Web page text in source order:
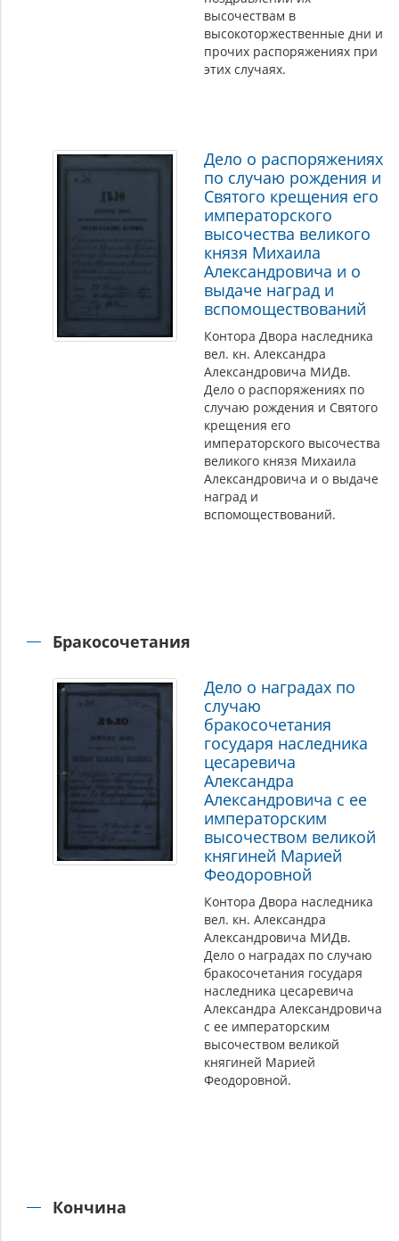
высочествам в
высокоторжественные дни и
прочих распоряжениях при
этих случаях.
Дело о распоряжениях
по случаю рождения и
Святого крещения его
императорского
высочества великого
князя Михаила
Александровича и о
выдаче наград и
вспомоществований
Контора Двора наследника
вел. кн. Александра
Александровича МИДв.
Дело о распоряжениях по
случаю рождения и Святого
крещения его
императорского высочества
великого князя Михаила
Александровича и о выдаче
наград и
вспомоществований.
Бракосочетания
Дело о наградах по
случаю
бракосочетания
государя наследника
цесаревича
Александра
Александровича с ее
императорским
высочеством великой
княгиней Марией
Феодоровной
Контора Двора наследника
вел. кн. Александра
Александровича МИДв.
Дело о наградах по случаю
бракосочетания государя
наследника цесаревича
Александра Александровича
с ее императорским
высочеством великой
княгиней Марией
Феодоровной.
Кончина